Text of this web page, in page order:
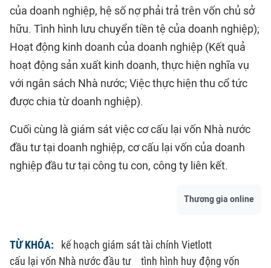
của doanh nghiệp, hệ số nợ phải trả trên vốn chủ sở
hữu. Tình hình lưu chuyển tiền tệ của doanh nghiệp);
Hoạt động kinh doanh của doanh nghiệp (Kết quả
hoạt động sản xuất kinh doanh, thực hiện nghĩa vụ
với ngân sách Nhà nước; Việc thực hiện thu cổ tức
được chia từ doanh nghiệp).
Cuối cùng là giám sát việc cơ cấu lại vốn Nhà nước
đầu tư tại doanh nghiệp, cơ cấu lại vốn của doanh
nghiệp đầu tư tại công tu con, công ty liên kết.
Thương gia online
TỪ KHÓA:
kế hoạch giám sát tài chính Vietlott
cấu lại vốn Nhà nước đầu tư
tình hình huy động vốn